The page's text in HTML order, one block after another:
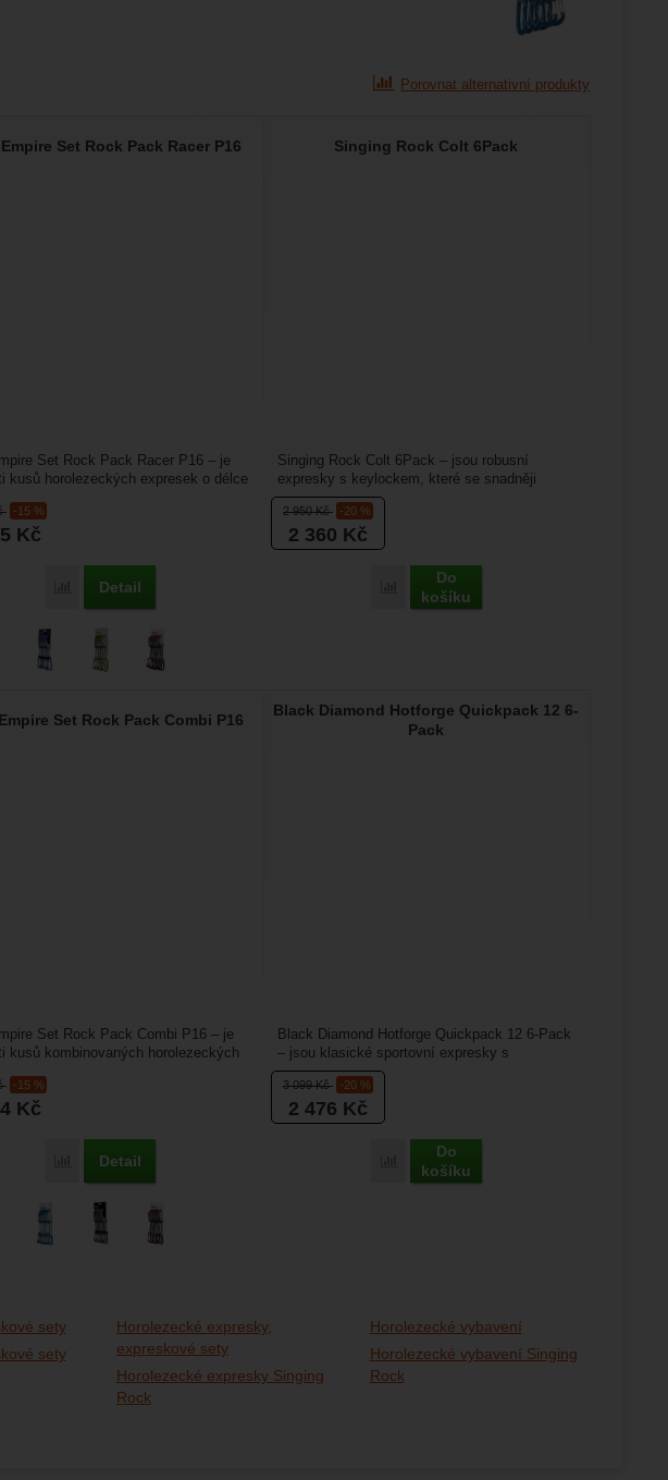
Porovnat alternativní produkty
Set Rock Pack Racer P16
-15 %
Kč
Porovnat
Detail
Set Rock Pack Racer P16 – je
kusů horolezeckých expresek o délce
Singing Rock Colt 6Pack
2 950Kč -20 %
2 360 Kč
Porovnat
Do
košíku
Singing Rock Colt 6Pack – jsou robusní
expresky s keylockem, které se snadněji
vycvakávají z nýtů v převisech.Mají...
Set Rock Pack Combi P16
-15 %
Kč
Porovnat
Detail
Set Rock Pack Combi P16 – je
kusů kombinovaných horolezeckých
Black Diamond Hotforge Quickpack 12 6-
Pack
3 099Kč -20 %
2 476 Kč
Porovnat
Do
košíku
Black Diamond Hotforge Quickpack 12 6-Pack
– jsou klasické sportovní expresky s
keylockem vhodné pro...
sety
sety
Horolezecké expresky,
expreskové sety
Horolezecké expresky Singing
Rock
Horolezecké vybavení
Horolezecké vybavení Singing
Rock